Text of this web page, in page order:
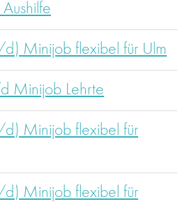
Minijob flexibel für Ulm
Minijob Lehrte
Minijob flexibel für
Minijob flexibel für